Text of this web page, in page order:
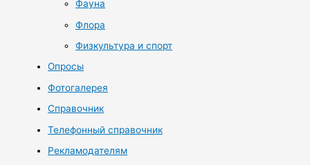
Фауна
Флора
Физкультура и спорт
Опросы
Фотогалерея
Справочник
Телефонный справочник
Рекламодателям